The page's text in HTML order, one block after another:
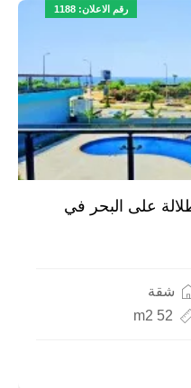
رقم الاعلان: 1188
بإطلالة على البحر في
شقة
52 m2